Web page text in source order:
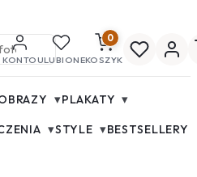
KONTOULUBIONE
0
KOSZYK
▾PLAKATY ▾
▾STYLE ▾BESTSELLERY